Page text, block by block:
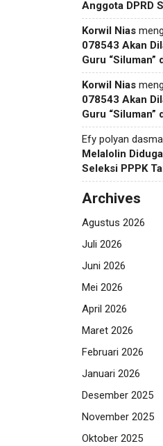
Anggota DPRD
Korwil Nias
078543 Akan
Guru “Siluman”
Korwil Nias
078543 Akan
Guru “Siluman”
Efy polyan
Melalolin
Seleksi PPPK
Archives
Agustus 2026
Juli 2026
Juni 2026
Mei 2026
April 2026
Maret 2026
Februari 2026
Januari 2026
Desember 2025
November 2025
Oktober 2025